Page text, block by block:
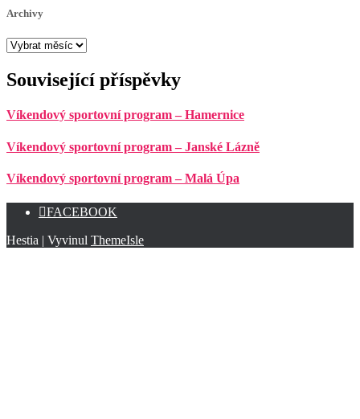
Archivy
Archivy
Související příspěvky
Víkendový sportovní program – Hamernice
Víkendový sportovní program – Janské Lázně
Víkendový sportovní program – Malá Úpa
FACEBOOK
Hestia | Vyvinul ThemeIsle